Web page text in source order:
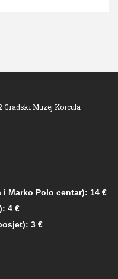
Gradski Muzej Korcula
Marko Polo centar): 14 €
4 €
3 €